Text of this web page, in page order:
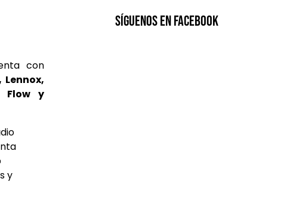
con
Flow y
y
SíGUENOS EN FACEBOOK